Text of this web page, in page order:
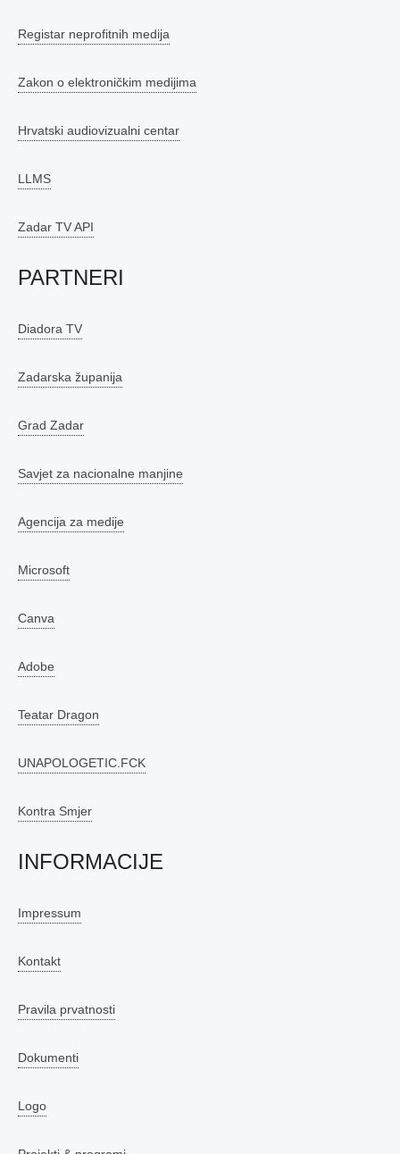
Registar neprofitnih medija
Zakon o elektroničkim medijima
Hrvatski audiovizualni centar
LLMS
Zadar TV API
PARTNERI
Diadora TV
Zadarska županija
Grad Zadar
Savjet za nacionalne manjine
Agencija za medije
Microsoft
Canva
Adobe
Teatar Dragon
UNAPOLOGETIC.FCK
Kontra Smjer
INFORMACIJE
Impressum
Kontakt
Pravila prvatnosti
Dokumenti
Logo